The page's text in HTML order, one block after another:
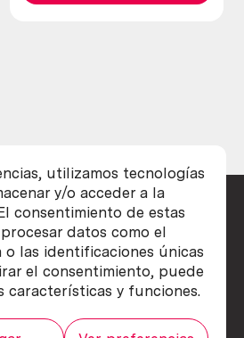
utilizamos tecnologías
y/o acceder a la
consentimiento de estas
datos como el
las identificaciones únicas
el consentimiento, puede
características y funciones.